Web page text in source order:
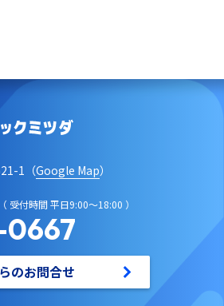
1（Google Map）
（ 受付時間 平日9:00～18:00 ）
のお問合せ